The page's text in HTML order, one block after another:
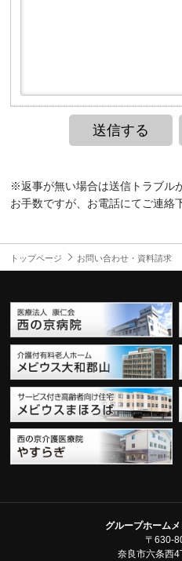
送信する
※返事が無い場合は送信トラブル
お手数ですが、お電話にてご連絡
トップページ お問い合わせ・資料請求
グループホーム
〒630-
奈良市六条西